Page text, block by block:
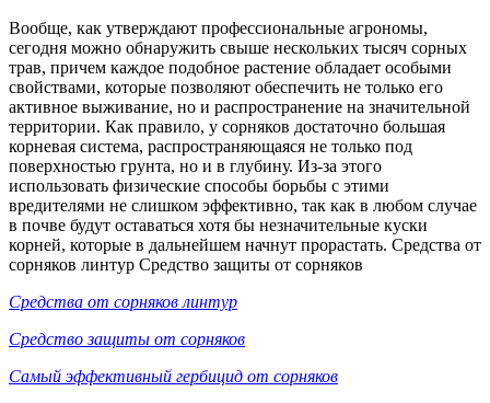
Вообще, как утверждают профессиональные агрономы,
сегодня можно обнаружить свыше нескольких тысяч сорных
трав, причем каждое подобное растение обладает особыми
свойствами, которые позволяют обеспечить не только его
активное выживание, но и распространение на значительной
территории. Как правило, у сорняков достаточно большая
корневая система, распространяющаяся не только под
поверхностью грунта, но и в глубину. Из-за этого
использовать физические способы борьбы с этими
вредителями не слишком эффективно, так как в любом случае
в почве будут оставаться хотя бы незначительные куски
корней, которые в дальнейшем начнут прорастать. Средства от
сорняков линтур Средство защиты от сорняков
Средства от сорняков линтур
Средство защиты от сорняков
Самый эффективный гербицид от сорняков